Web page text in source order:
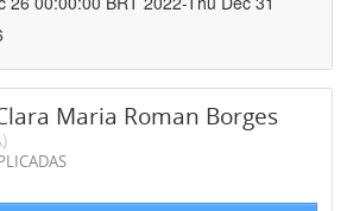
Maria Roman Borges